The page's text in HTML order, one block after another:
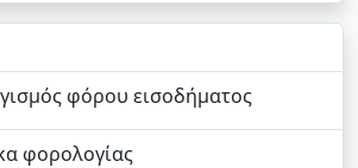
φόρου εισοδήματος
φορολογίας